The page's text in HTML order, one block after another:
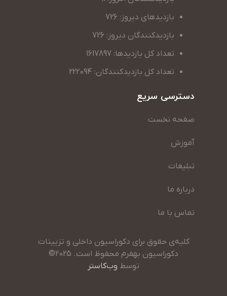
بازدیدهای دیروز: 726
بازدیدکنندگان دیروز: 726
تعداد کل بازدیدها: 1617897
تعداد کل بازدیدکنندگان: 222094
دسترسی سریع
صفحه نخست
آموزش
تبلیغات
درباره ما
تماس با ما
کلیه‌ی حقوق برای دکوراسیون داخلی و تزیینات
دکوراسیون بهفرم محفوظ است. 2025©
توسط وب‌کاستر